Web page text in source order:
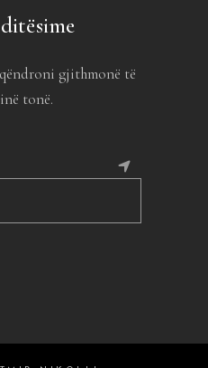
gjithmonë të
tonë.